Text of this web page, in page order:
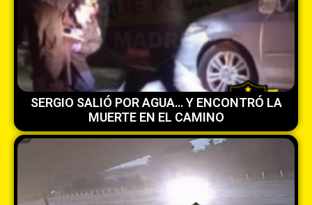
SERGIO SALIÓ POR AGUA… Y ENCONTRÓ LA
MUERTE EN EL CAMINO